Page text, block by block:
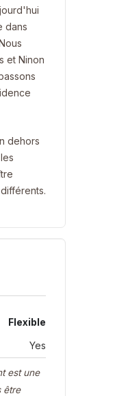
dans
et Ninon
dehors
Flexible
Yes
est une
être